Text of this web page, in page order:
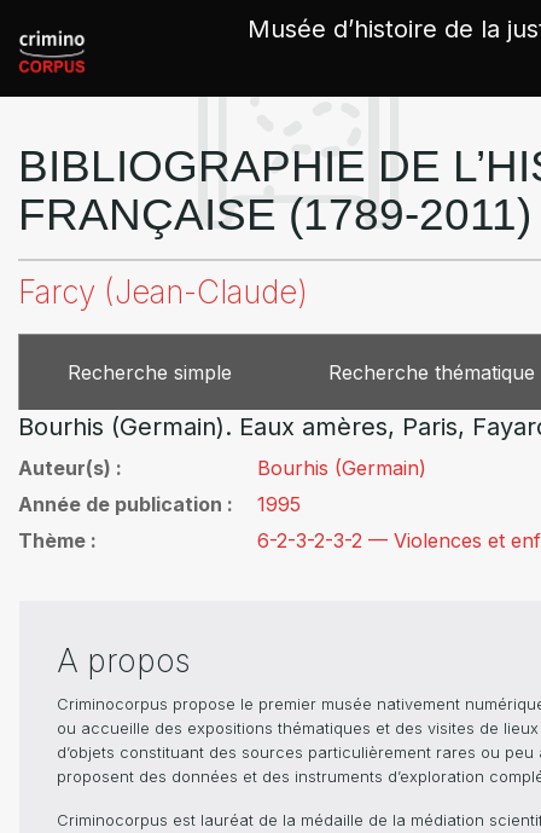
Musée d’histoire de la
BIBLIOGRAPHIE DE
FRANÇAISE (1789-2011)
Farcy (Jean-Claude)
Recherche simple Recherche thématique
Bourhis (Germain). Eaux amères, Paris,
Auteur(s)
Bourhis (Germain)
Année de publication
1995
Thème
6-2-3-2-3-2 — Violences et
A propos
Criminocorpus propose le premier musée nativement
ou accueille des expositions thématiques et des visites de
d’objets constituant des sources particulièrement rares ou
proposent des données et des instruments d’exploration
Criminocorpus est lauréat de la médaille de la médiation
Panneau de gestion des cookies